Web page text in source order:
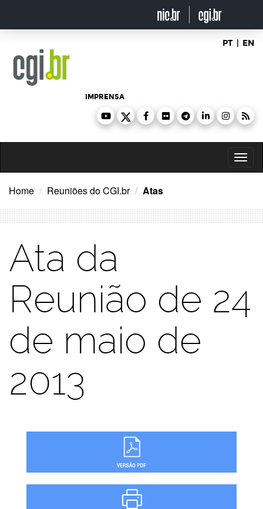
o
PT | EN
IMPRENSA
Home Reuniões do CGI.br Atas
Ata da
Reunião de 24
de maio de
2013